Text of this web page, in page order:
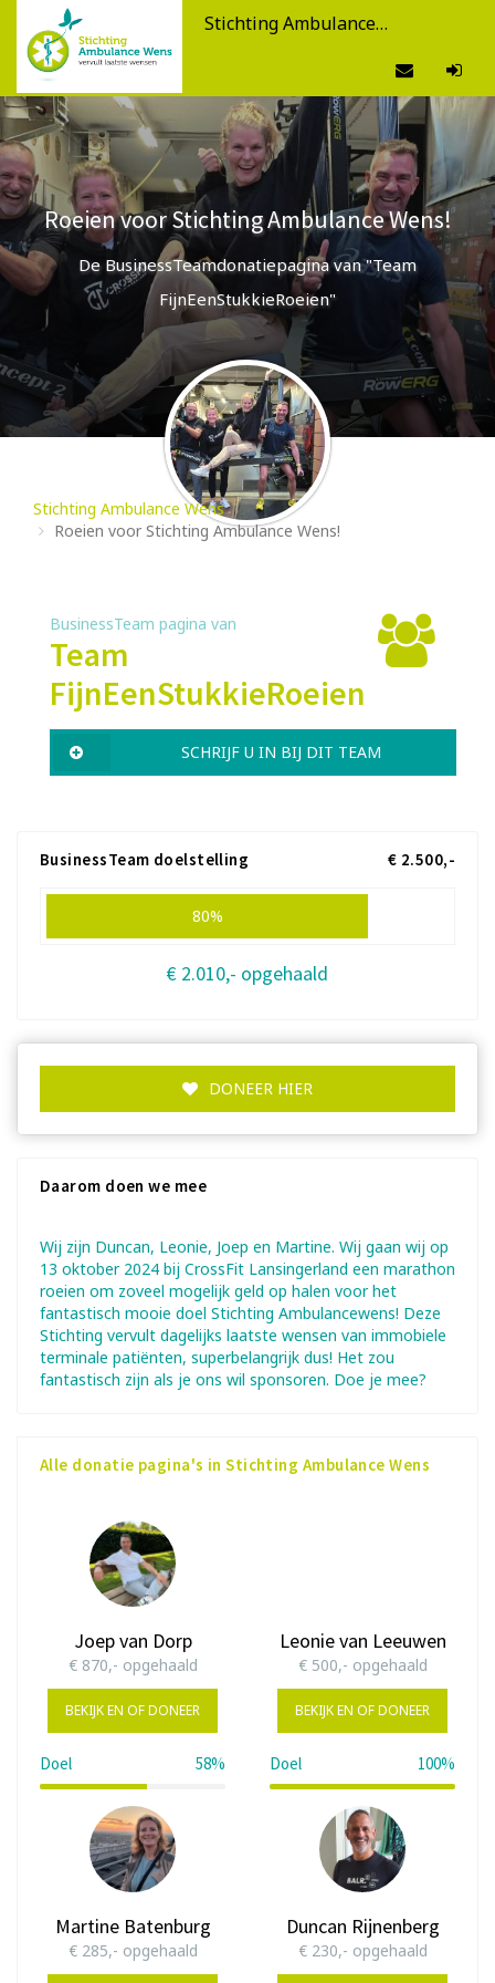
Stichting Ambulance Wens
Roeien voor Stichting Ambulance Wens!
De BusinessTeamdonatiepagina van "Team
FijnEenStukkieRoeien"
Stichting Ambulance Wens
Roeien voor Stichting Ambulance Wens!
BusinessTeam pagina van
Team
FijnEenStukkieRoeien
SCHRIJF U IN BIJ DIT TEAM
BusinessTeam doelstelling € 2.500,-
80%
€ 2.010,- opgehaald
DONEER HIER
Daarom doen we mee
Wij zijn Duncan, Leonie, Joep en Martine. Wij gaan wij op
13 oktober 2024 bij CrossFit Lansingerland een marathon
roeien om zoveel mogelijk geld op halen voor het
fantastisch mooie doel Stichting Ambulancewens! Deze
Stichting vervult dagelijks laatste wensen van immobiele
terminale patiënten, superbelangrijk dus! Het zou
fantastisch zijn als je ons wil sponsoren. Doe je mee?
Alle donatie pagina's in Stichting Ambulance Wens
Joep van Dorp
€ 870,- opgehaald
BEKIJK EN OF DONEER
Doel 58%
58%
Leonie van Leeuwen
€ 500,- opgehaald
BEKIJK EN OF DONEER
Doel 100%
100%
Martine Batenburg
€ 285,- opgehaald
Duncan Rijnenberg
€ 230,- opgehaald